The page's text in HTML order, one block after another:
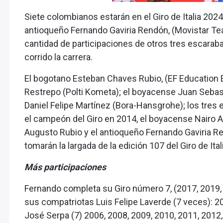
Siete colombianos estarán en el Giro de Italia
antioqueño Fernando Gaviria Rendón, (Movistar
cantidad de participaciones de otros tres
corrido la carrera.
El bogotano Esteban Chaves Rubio, (EF
Restrepo (Polti Kometa); el boyacense Juan
Daniel Felipe Martínez (Bora-Hansgrohe); los tres
el campeón del Giro en 2014, el boyacense Nairo
Augusto Rubio y el antioqueño Fernando Gaviria
tomarán la largada de la edición 107 del Giro de
Más participaciones
Fernando completa su Giro número 7, (2017,
sus compatriotas Luis Felipe Laverde (7 veces):
José Serpa (7) 2006, 2008, 2009, 2010, 2011,